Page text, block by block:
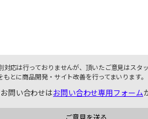
対応は行っておりませんが、頂いたご意見はスタ
もとに商品開発・サイト改善を行ってまいります。
問い合わせはお問い合わせ専用フォーム